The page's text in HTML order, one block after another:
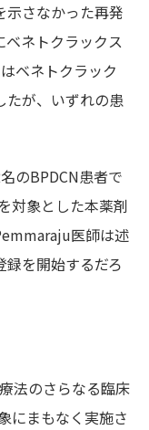
示さなかった再発
ベネトクラックス
ベネトクラック
たが、いずれの患
のBPDCN患者で
対象とした本薬剤
医師は述
を開始するだろ
法のさらなる臨床
にまもなく実施さ